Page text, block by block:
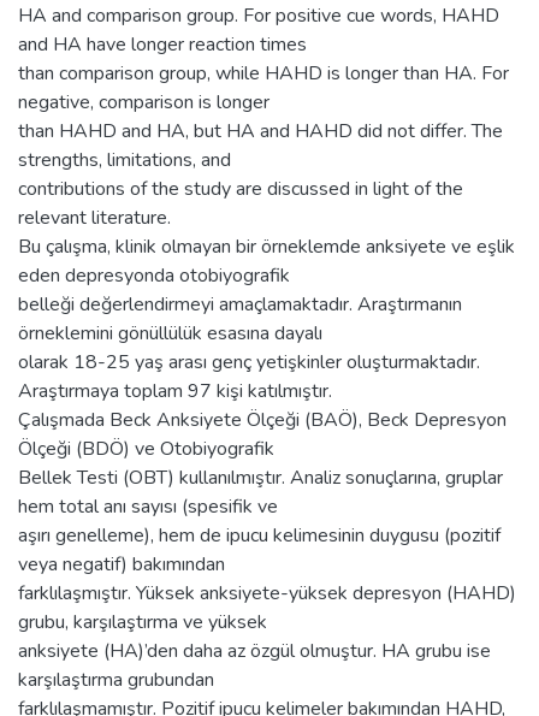
HA and comparison group. For positive cue words, HAHD
and HA have longer reaction times
than comparison group, while HAHD is longer than HA. For
negative, comparison is longer
than HAHD and HA, but HA and HAHD did not differ. The
strengths, limitations, and
contributions of the study are discussed in light of the
relevant literature.
Bu çalışma, klinik olmayan bir örneklemde anksiyete ve eşlik
eden depresyonda otobiyografik
belleği değerlendirmeyi amaçlamaktadır. Araştırmanın
örneklemini gönüllülük esasına dayalı
olarak 18-25 yaş arası genç yetişkinler oluşturmaktadır.
Araştırmaya toplam 97 kişi katılmıştır.
Çalışmada Beck Anksiyete Ölçeği (BAÖ), Beck Depresyon
Ölçeği (BDÖ) ve Otobiyografik
Bellek Testi (OBT) kullanılmıştır. Analiz sonuçlarına, gruplar
hem total anı sayısı (spesifik ve
aşırı genelleme), hem de ipucu kelimesinin duygusu (pozitif
veya negatif) bakımından
farklılaşmıştır. Yüksek anksiyete-yüksek depresyon (HAHD)
grubu, karşılaştırma ve yüksek
anksiyete (HA)’den daha az özgül olmuştur. HA grubu ise
karşılaştırma grubundan
farklılaşmamıştır. Pozitif ipucu kelimeler bakımından HAHD,